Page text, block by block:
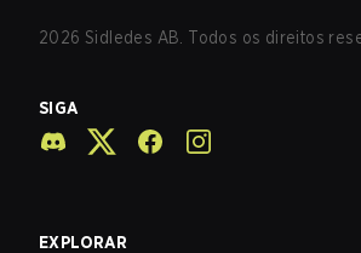
2026 Sidledes AB. Todos os direitos
SIGA
EXPLORAR